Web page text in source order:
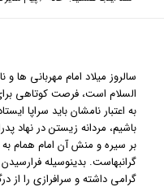
سالروز میلاد امام مهربانی ها و
السلام است، فرصت کوتاهی
به اعتبار نامشان باید سراپا
باشیم، مردانه زیستن در نهاد
بر سیره و منش آن امام همام
گرانبهاست. بدینوسیله
گرامی داشته و سرافرازی را از